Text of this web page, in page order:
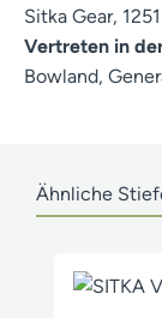
Sitka Gear,
Vertreten in
Bowland,
Ähnliche